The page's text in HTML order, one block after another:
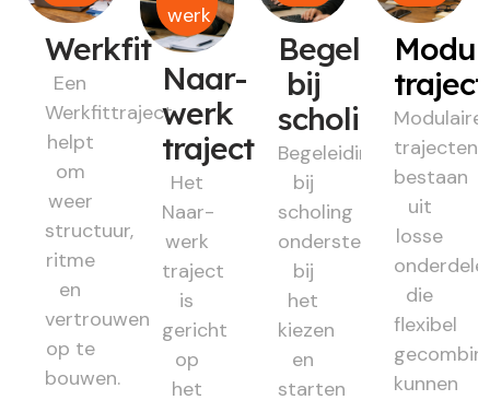
Werkfit
Een
Werkfittraject
helpt
om
weer
structuur,
ritme
en
vertrouwen
op te
bouwen.
werk
Naar-
werk
traject
Het
Naar-
werk
traject
is
gericht
op
het
Begeleiding
bij
scholing
Begeleiding
bij
scholing
ondersteunt
bij
het
kiezen
en
starten
Modulaire
trajecten
bestaan
uit
losse
die
flexibel
kunnen